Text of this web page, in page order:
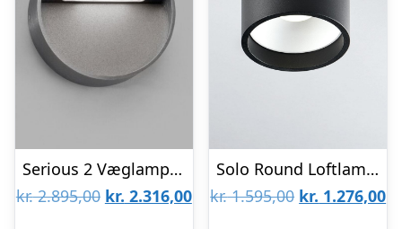
Serious 2 Væglampe Titanium – LIGHT-POINT
kr.2.895,00 Den
kr. 2.316,00Den
Solo Round Loftlampe Sort 2700K – LIGHT-POINT
kr.1.595,00 Den
kr. 1.276,00